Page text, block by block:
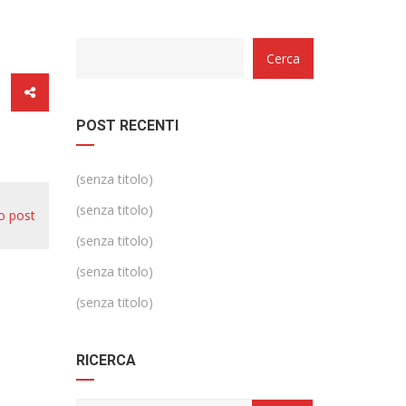
post
Cerca
POST RECENTI
(senza titolo)
(senza titolo)
(senza titolo)
(senza titolo)
(senza titolo)
RICERCA